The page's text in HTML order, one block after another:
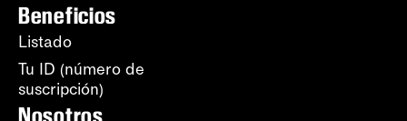
Beneficios
Listado
Tu ID (número de
suscripción)
Nosotros